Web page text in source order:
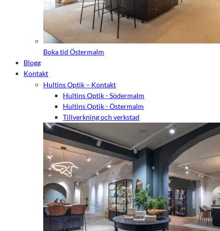
Boka tid Östermalm
Blogg
Kontakt
Hultins Optik – Kontakt
Hultins Optik - Södermalm
Hultins Optik - Östermalm
Tillverkning och verkstad